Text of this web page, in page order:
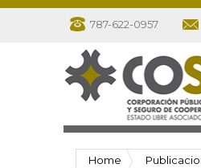
787-622-0957
Home